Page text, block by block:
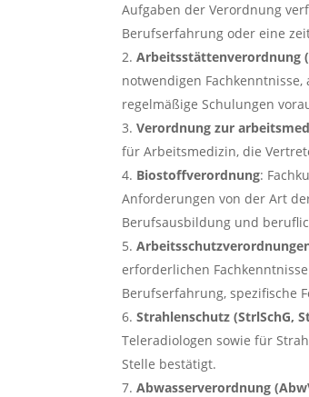
Aufgaben der Verordnung
Berufserfahrung oder eine
Arbeitsstättenverordnung
notwendigen
regelmäßige Schulungen
Verordnung zur
für Arbeitsmedizin, die
Biostoffverordnung:
Anforderungen von der Art
Berufsausbildung und
erforderlichen
Berufserfahrung, spezifische
Strahlenschutz (StrlSchG,
Teleradiologen sowie für
Stelle bestätigt.
Abwasserverordnung